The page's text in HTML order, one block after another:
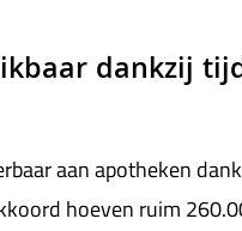
dankzij
aan apotheken
hoeven ruim